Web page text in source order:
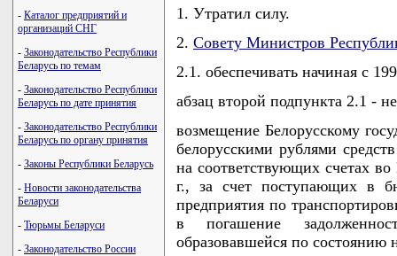
- Каталог предприятий и
организаций СНГ
- Законодательство Республики
Беларусь по темам
- Законодательство Республики
Беларусь по дате принятия
- Законодательство Республики
Беларусь по органу принятия
- Законы Республики Беларусь
- Новости законодательства
Беларуси
- Тюрьмы Беларуси
- Законодательство России
1. Утратил силу.
2. Совету Министров
2.1. обеспечивать начиная с
абзац второй подпункта 2.1 -
возмещение Белорусскому
белорусскими рублями
на соответствующих счетах
г., за счет поступающих в
предприятия по
в погашение
образовавшейся по состоянию